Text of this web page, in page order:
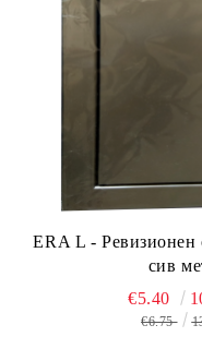
ERA L - Ревизионен
сив
€5.40
€6.75